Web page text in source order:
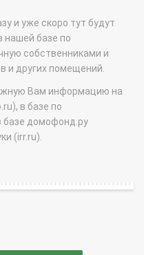
и уже скоро тут будут
нашей базе по
собственниками и
и других помещений.
Вам информацию на
в базе по
базе домофонд.ру
(irr.ru).